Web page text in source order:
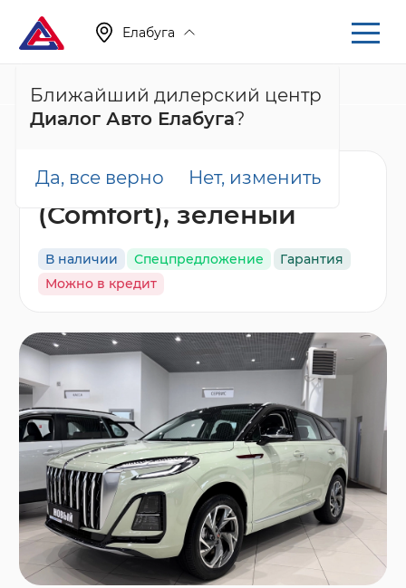
Елабуга
Ближайший дилерский центр
Диалог Авто Елабуга?
Да, все верно Нет, изменить
+7 (855) 222-05-71
Hongqi HS3 Комфорт
(Comfort), зеленый
В наличии Спецпредложение
Гарантия
Можно в кредит